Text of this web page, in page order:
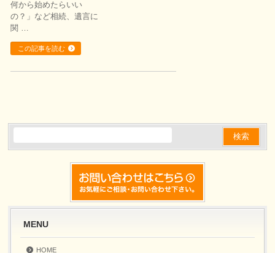
何から始めたらいい
の？」など相続、遺言に
関 …
この記事を読む
MENU
HOME